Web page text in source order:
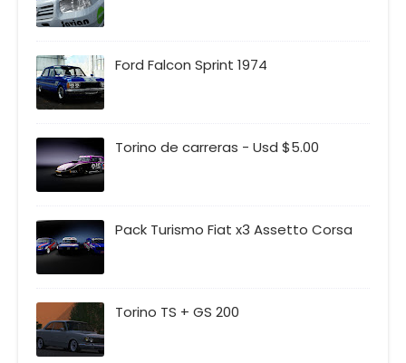
Ford Falcon Sprint 1974
Torino de carreras - Usd $5.00
Pack Turismo Fiat x3 Assetto Corsa
Torino TS + GS 200